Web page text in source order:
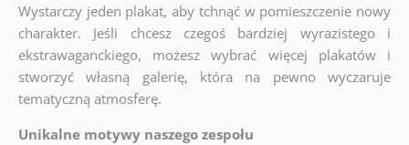
Wystarczy jeden plakat, aby tchnąć w pomieszczenie nowy
charakter. Jeśli chcesz czegoś bardziej wyrazistego i
ekstrawaganckiego, możesz wybrać więcej plakatów i
stworzyć własną galerię, która na pewno wyczaruje
tematyczną atmosferę.
Unikalne motywy naszego zespołu